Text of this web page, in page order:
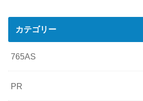
カテゴリー
765AS
PR